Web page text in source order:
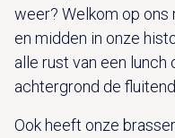
weer? Welkom op ons
en midden in onze
alle rust van een
achtergrond de
Ook heeft onze